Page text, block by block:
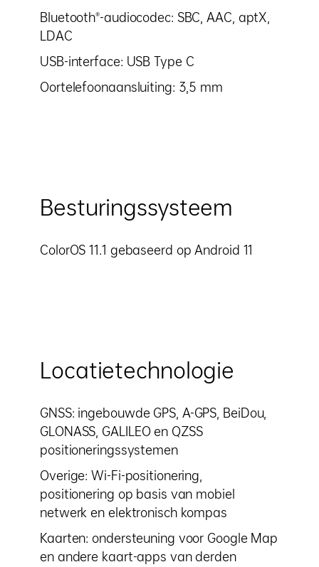
Bluetooth®-audiocodec: SBC, AAC, aptX,
LDAC
USB-interface: USB Type C
Oortelefoonaansluiting: 3,5 mm
Besturingssysteem
ColorOS 11.1 gebaseerd op Android 11
Locatietechnologie
GNSS: ingebouwde GPS, A-GPS, BeiDou,
GLONASS, GALILEO en QZSS
positioneringssystemen
Overige: Wi-Fi-positionering,
positionering op basis van mobiel
netwerk en elektronisch kompas
Kaarten: ondersteuning voor Google Map
en andere kaart-apps van derden